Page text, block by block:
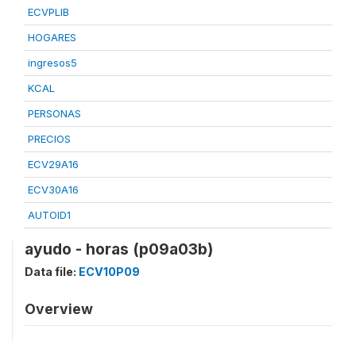
ECVPLIB
HOGARES
ingresos5
KCAL
PERSONAS
PRECIOS
ECV29A16
ECV30A16
AUTOID1
ayudo - horas (p09a03b)
Data file: ECV10P09
Overview